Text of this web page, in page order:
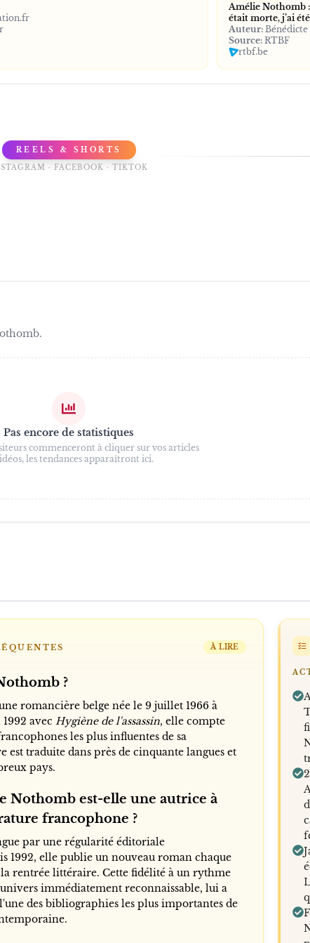
Amélie Nothomb :
était morte, j’ai
Auteur:
Source: RTBF
rtbf.be
REELS & SHORTS
· FACEBOOK · TIKTOK
.
Pas encore de statistiques
commenceront à cliquer sur vos articles
les tendances apparaîtront ici.
À LIRE
?
romancière belge née le 9 juillet 1966 à
avec Hygiène de l'assassin, elle compte
les plus influentes de sa
est traduite dans près de cinquante langues et
pays.
Nothomb est-elle une autrice à
francophone ?
par une régularité éditoriale
1992, elle publie un nouveau roman chaque
la rentrée littéraire. Cette fidélité à un rythme
immédiatement reconnaissable, lui a
des bibliographies les plus importantes de